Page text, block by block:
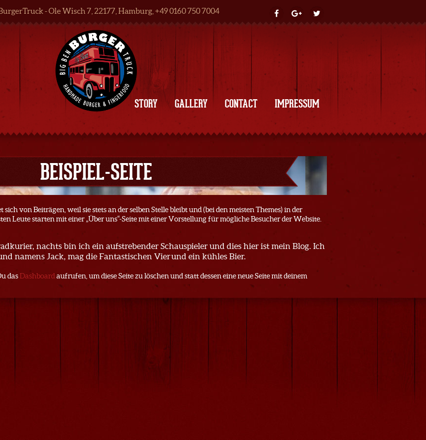
- Ole Wisch 7, 22177, Hamburg, +49 0160 750 7004
STORY GALLERY CONTACT IMPRESSUM
BEISPIEL-SEITE
sich von Beiträgen, weil sie stets an der selben Stelle bleibt und (bei den meisten Themes) in der
Leute starten mit einer „Über uns“-Seite mit einer Vorstellung für mögliche Besucher der Website.
nachts bin ich ein aufstrebender Schauspieler und dies hier ist mein Blog. Ich
namens Jack, mag die Fantastischen Vier und ein kühles Bier.
dasDashboard aufrufen, um diese Seite zu löschen und statt dessen eine neue Seite mit deinem